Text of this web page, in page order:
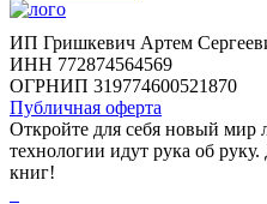
ИП Гришкевич Артем
ИНН 772874564569
ОГРНИП 319774600521870
Публичная оферта
Откройте для себя новый мир
технологии идут рука об
книг!